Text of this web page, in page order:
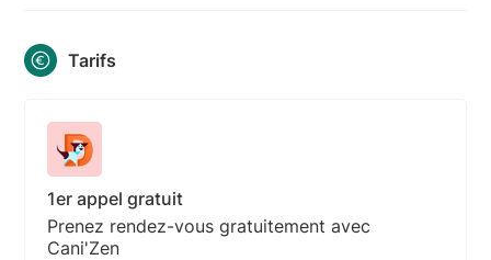
Tarifs
1er appel gratuit
Prenez rendez-vous gratuitement avec
Cani'Zen